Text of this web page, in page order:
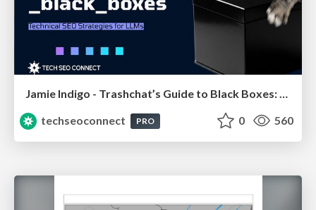
Jamie Indigo - Trashchat’s Guide to Black Boxes: Technical SEO Tactics for LLMs
techseoconnect
PRO 0 560